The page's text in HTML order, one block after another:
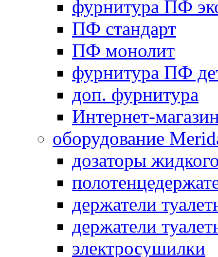
фурнитура ПФ
ПФ стандарт
ПФ монолит
фурнитура ПФ
доп. фурнитура
Интернет-
оборудование
дозаторы
держатели
держатели
электросушилки